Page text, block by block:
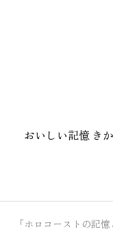
おいしい記憶 き
ーストの記憶と揺